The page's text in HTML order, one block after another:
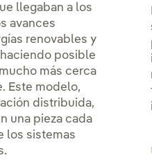
llegaban a los
avances
renovables y
posible
más cerca
Este modelo,
distribuida,
una pieza cada
los sistemas